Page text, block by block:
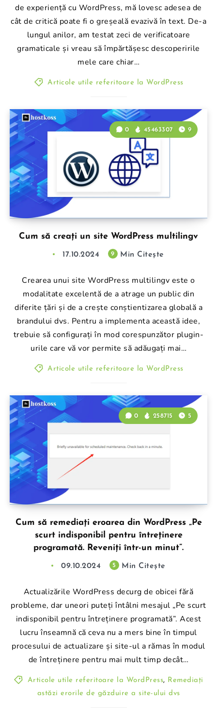
de experiență cu WordPress, mă lovesc adesea de
cât de critică poate fi o greșeală evazivă în text. De-a
lungul anilor, am testat zeci de verificatoare
gramaticale și vreau să împărtășesc descoperirile
mele care chiar…
Articole utile referitoare la WordPress
Cum să creați un site WordPress multilingv
0 45463307 9
17.10.2024 9 Min Citește
Crearea unui site WordPress multilingv este o
modalitate excelentă de a atrage un public din
diferite țări și de a crește conștientizarea globală a
brandului dvs. Pentru a implementa această idee,
trebuie să configurați în mod corespunzător plugin-
urile care vă vor permite să adăugați mai…
Articole utile referitoare la WordPress
Cum să remediați eroarea din WordPress „Pe
scurt indisponibil pentru întreținere
programată. Reveniți într-un minut”.
0 258715 5
09.10.2024 5 Min Citește
Actualizările WordPress decurg de obicei fără
probleme, dar uneori puteți întâlni mesajul „Pe scurt
indisponibil pentru întreținere programată”. Acest
lucru înseamnă că ceva nu a mers bine în timpul
procesului de actualizare și site-ul a rămas în modul
de întreținere pentru mai mult timp decât…
Articole utile referitoare la WordPress, Remediați
astăzi erorile de găzduire a site-ului dvs